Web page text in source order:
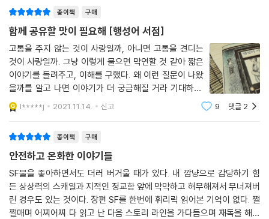
김초엽은 먼저 사랑, 연민, 기쁨, 경이, 애수 등 다양한 정서를 감각하게 하
는 여덟 편의 작품을 선보인다. 그 안에는 각기 다른 시공간을 배경으로 과
거를 그리워하고 미래를 기대하며 살아가는 ‘가상 현재’ 속 인물들이 등장
한다. 「선인장 끌어안기」의 파히라는 실내의 모든 물체가 알아서 자신을 피
해가는 ‘진공의 집’을 설계한 접촉 증후군 환자다. 그는 괴팍한 성미로 반년
간 네 개의 보조 로봇을 파손한 것도 모자라 새로 온 보조 로봇인 ‘나’까지
위협한다. 그러나 이전 로봇들과 달랐던 나는 폭력을 저지하며 파히라에게
고통스러운 과거가 있었음을 알게 된다.
“나는 팔을 벌려 그 애를 안았어. 끝까지 안고 있었지. 비명을 참고 눈물을
참으며, 피부 표면을 칼로 베어내는 것 같은 통증을 느끼며. 고통을 주지 않
는 것이 사랑일까, 아니면 고통을 견디는 것이 사랑일까 생각하면서. (…)
그때 나는 불행히도 나에게 고통이 곧 사랑이라는 것을 알았어.” _「선인장
끌어안기」 중에서
종이책 구매
함께 공유할 맛이 필요해 [행성어 서점]
고통을 주지 않는 것이 사랑일까, 아니면 고통을 견디는
것이 사랑일까. 그냥 이렇게 물으면 막연할 것 같아 짧은
이야기를 들려주고, 이해를 구했다. 왜 이런 질문이 나왔
을까를 알고 나면 이야기가 더 궁금해질 거라 기대하며.
하지만 돌아온 대답은, 궁금하긴 한데 별로, 라는 허무한
답변. 괜찮은 책이 있다고 알리면 읽고 싶다는 반응를 기
l*****j 2021.11.14. 신고 9 댓글 2
종이책 구매
안전하고 온화한 이야기들
SF물을 좋아하면서도 더러 버거울 때가 있다. 내 깜냥으로 감당하기 힘
든 상상력의 스캐일과 지적인 정교함 앞에 막막하고 허무해져서 무너져버
린 경우도 있는 것이다. 장편 SF를 한번에 휘리릭 읽어본 기억이 없다. 쩔
쩔매며 어찌어찌 다 읽고 난 다음 스토리 라인을 가다듬으며 재독을 해야